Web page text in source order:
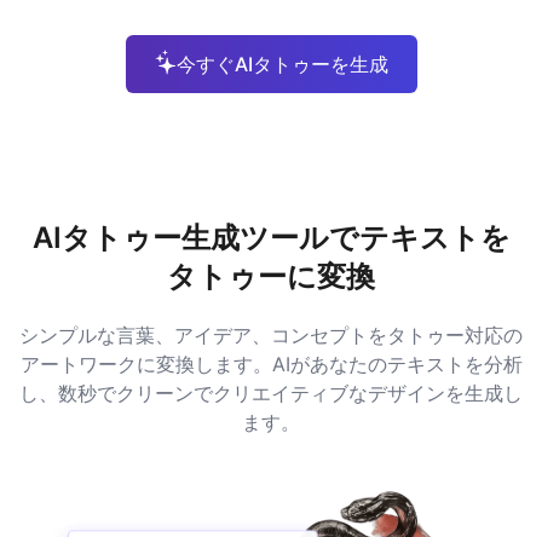
今すぐAIタトゥーを生成
AIタトゥー生成ツールでテキストを
タトゥーに変換
シンプルな言葉、アイデア、コンセプトをタトゥー対応の
アートワークに変換します。AIがあなたのテキストを分析
し、数秒でクリーンでクリエイティブなデザインを生成し
ます。